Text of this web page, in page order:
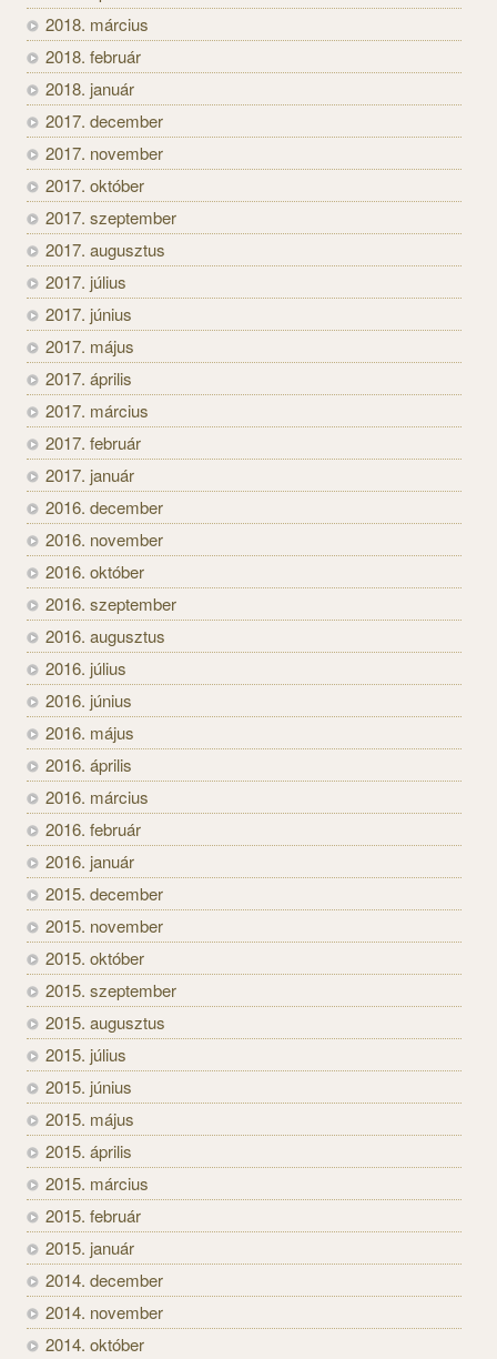
2018. március
2018. február
2018. január
2017. december
2017. november
2017. október
2017. szeptember
2017. augusztus
2017. július
2017. június
2017. május
2017. április
2017. március
2017. február
2017. január
2016. december
2016. november
2016. október
2016. szeptember
2016. augusztus
2016. július
2016. június
2016. május
2016. április
2016. március
2016. február
2016. január
2015. december
2015. november
2015. október
2015. szeptember
2015. augusztus
2015. július
2015. június
2015. május
2015. április
2015. március
2015. február
2015. január
2014. december
2014. november
2014. október